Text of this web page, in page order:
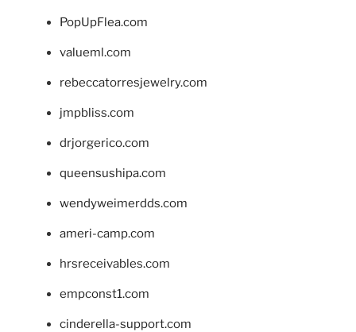
PopUpFlea.com
valueml.com
rebeccatorresjewelry.com
jmpbliss.com
drjorgerico.com
queensushipa.com
wendyweimerdds.com
ameri-camp.com
hrsreceivables.com
empconst1.com
cinderella-support.com